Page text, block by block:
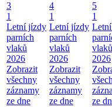
3
1
Letní jízdy
parních
vlaků
2026
Zobrazit
všechny
záznamy
ze dne
4
1
Letní jízdy
parních
vlaků
2026
Zobrazit
všechny
záznamy
ze dne
5
1
vlaků
2026
ze